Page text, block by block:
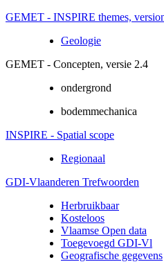
GEMET - INSPIRE themes,
Geologie
GEMET - Concepten, versie 2.4
ondergrond
bodemmechanica
INSPIRE - Spatial scope
Regionaal
GDI-Vlaanderen Trefwoorden
Herbruikbaar
Kosteloos
Vlaamse Open data
Toegevoegd GDI-Vl
Geografische gegevens